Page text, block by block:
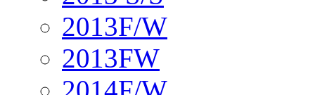
2013F/W
2013FW